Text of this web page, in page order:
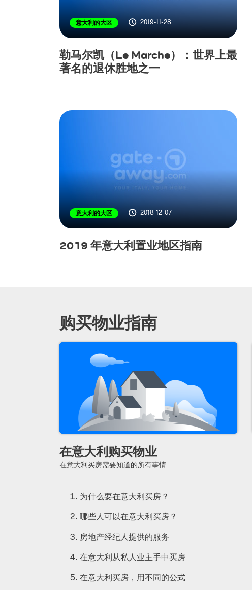
意大利的大区 2019-11-28
勒马尔凯（Le Marche）：世界上最
著名的退休胜地之一
意大利的大区 2018-12-07
2019 年意大利置业地区指南
购买物业指南
在意大利购买物业
在意大利买房需要知道的所有事情
为什么要在意大利买房？
哪些人可以在意大利买房？
房地产经纪人提供的服务
在意大利从私人业主手中买房
在意大利买房，用不同的公式